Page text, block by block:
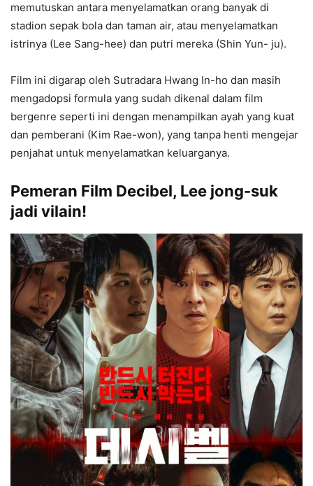
memutuskan antara menyelamatkan orang banyak di
stadion sepak bola dan taman air, atau menyelamatkan
istrinya (Lee Sang-hee) dan putri mereka (Shin Yun- ju).
Film ini digarap oleh Sutradara Hwang In-ho dan masih
mengadopsi formula yang sudah dikenal dalam film
bergenre seperti ini dengan menampilkan ayah yang kuat
dan pemberani (Kim Rae-won), yang tanpa henti mengejar
penjahat untuk menyelamatkan keluarganya.
Pemeran Film Decibel, Lee jong-suk
jadi vilain!